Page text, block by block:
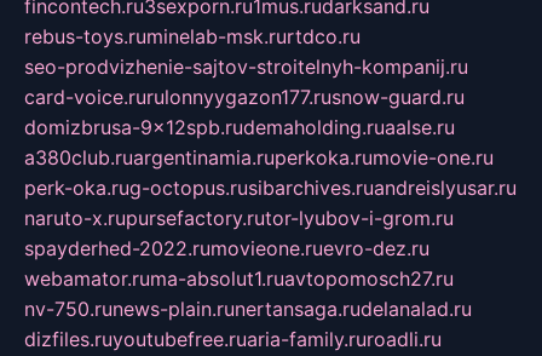
fincontech.ru3sexporn.ru1mus.rudarksand.ru
rebus-toys.ruminelab-msk.rurtdco.ru
seo-prodvizhenie-sajtov-stroitelnyh-kompanij.ru
card-voice.rurulonnyygazon177.rusnow-guard.ru
domizbrusa-9x12spb.rudemaholding.ruaalse.ru
a380club.ruargentinamia.ruperkoka.rumovie-one.ru
perk-oka.rug-octopus.rusibarchives.ruandreislyusar.ru
naruto-x.rupursefactory.rutor-lyubov-i-grom.ru
spayderhed-2022.rumovieone.ruevro-dez.ru
webamator.ruma-absolut1.ruavtopomosch27.ru
nv-750.runews-plain.runertansaga.rudelanalad.ru
dizfiles.ruyoutubefree.ruaria-family.ruroadli.ru